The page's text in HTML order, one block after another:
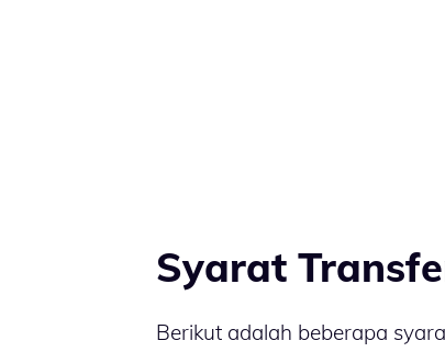
Syarat
Berikut adalah beberapa